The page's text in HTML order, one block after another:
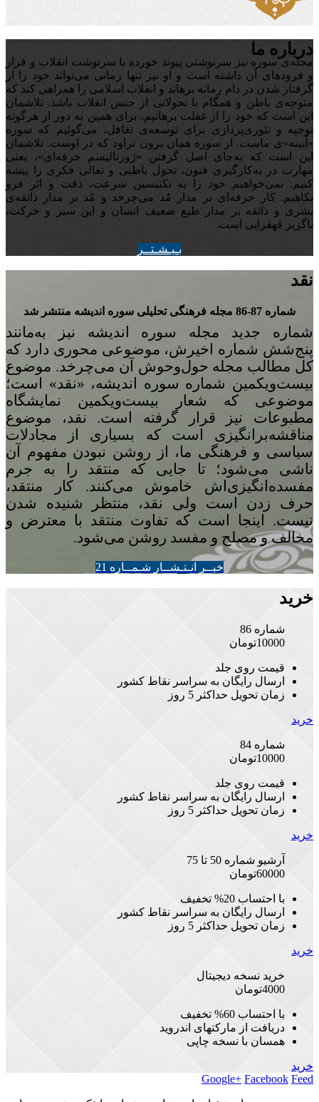
درباره ما
مجله‌ی سوره نیز سرنوشتی پیوند خورده با سرنوشت انقلاب و فراز
و فرودهای آن داشته است و او نیز تنها زمانی می‌تواند خود را از
گرفتار شدن در دام زمانه برهاند و انقلاب اسلامی را همراهی کند که
متوجه‌ی باطن و همگام با تحولاتی از جنس انقلاب باشد. تلاشمان
این است که خود را از غفلت برهانیم، برای همین به دور از هرگونه
توجیه‌ و تئوری‌پردازی برای توسعه‌ی تغافل،‌ می‌گوئیم که سوره
«آیینه‌»ی ماست. از سوره همان برون تراود که در اوست. تلاشمان
این است که به‌جای اصل گرفتن «ژورنالیسم حرفه‌ای»، یعنی
مهارت در به‌کارگیری فنون، تحول باطنی و تعالی فکری را پیشه
کنیم. نمی‌خواهیم خود را به تکنیسین سرعت، دقت و اثر فرو
بکاهیم. کار حرفه‌ای بر مدار مُد می‌چرخد و مُد بر مدار ذائقه‌ی
بشری و ذائقه بر مدار طبع ضعیف انسان و این سیر و حرکت،
ناگزیر قهقرایی است.
بـيـشـتــر
نقد
شماره 87-86 مجله‌ فرهنگی تحلیلی سوره‌ اندیشه منتشر شد
شماره‌ جدید مجله سوره اندیشه نیز به‌مانند
پنجشش شماره‌ اخیرش، موضوعی محوری دارد که
کل مطالب مجله حول‌وحوش آن می‌چرخد. موضوع
بیست‌ویکمین شماره‌ سوره‌ اندیشه، «نقد» است؛
موضوعی که شعار بیست‌ویکمین نمایشگاه
مطبوعات نیز قرار گرفته است. نقد، موضوع
مناقشه‌برانگیزی است که بسیاری از مجادلات
سیاسی و فرهنگی ما، از روشن نبودن مفهوم آن
ناشی می‌شود؛ تا جایی که منتقد را به جرم
مفسده‌انگیزی‌اش خاموش می‌کنند. کار منتقد،
حرف زدن است ولی نقد، منتظر شنیده شدن
نیست. اینجا است که تفاوت منتقد با معترض و
مخالف و مصلح و مفسد روشن می‌شود.
خبــر انـتـشــار شـمــاره 21
خرید
شماره 86
10000تومان
قیمت روی جلد
ارسال رایگان به سراسر نقاط کشور
زمان تحویل حداکثر 5 روز
خرید
شماره 84
10000تومان
قیمت روی جلد
ارسال رایگان به سراسر نقاط کشور
زمان تحویل حداکثر 5 روز
خرید
آرشیو شماره 50 تا 75
60000تومان
با احتساب 20% تخفیف
ارسال رایگان به سراسر نقاط کشور
زمان تحویل حداکثر 5 روز
خرید
خرید نسخه دیجیتال
4000تومان
با احتساب 60% تخفیف
دریافت از مارکتهای اندروید
همسان با نسخه چاپی
خرید
Google+ Facebook Feed